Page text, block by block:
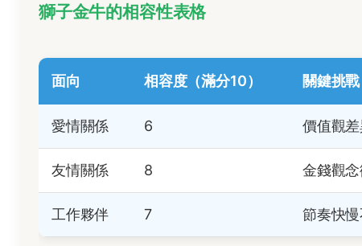
獅子金牛的相容性表格
面向 相容度（滿分10） 關鍵挑戰
愛情關係 6 價值觀
友情關係 8 金錢觀
工作夥伴 7 節奏快